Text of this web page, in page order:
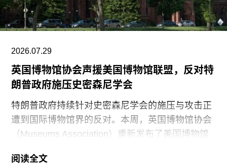
2026.07.29
英国博物馆协会声援美国博物馆联盟，反对特
朗普政府施压史密森尼学会
特朗普政府持续针对史密森尼学会的施压与攻击正
遭到国际博物馆界的反对。本周，英国博物馆协会
（Museums Association）重新发布了美国博物馆
月20日发表的一份声明，强烈谴责针对美国“国家
阅读全文